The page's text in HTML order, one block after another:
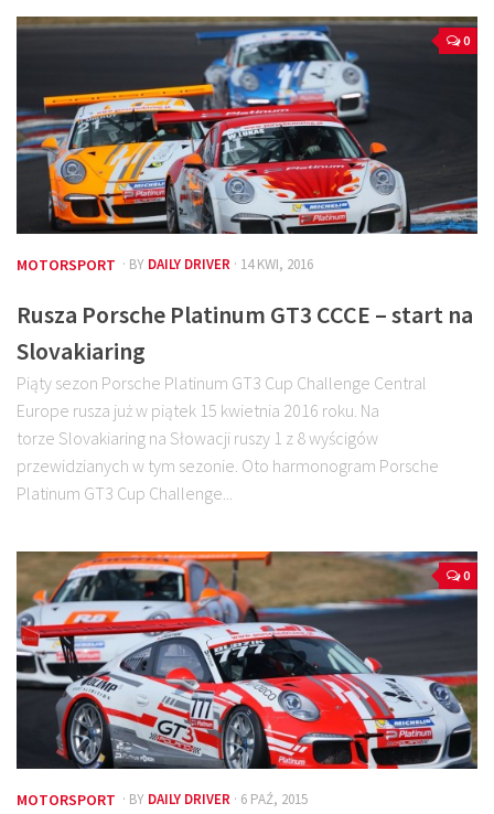
0
MOTORSPORT · BY DAILY DRIVER · 14 KWI, 2016
Rusza Porsche Platinum GT3 CCCE – start na
Slovakiaring
Piąty sezon Porsche Platinum GT3 Cup Challenge Central
Europe rusza już w piątek 15 kwietnia 2016 roku. Na
torze Slovakiaring na Słowacji ruszy 1 z 8 wyścigów
przewidzianych w tym sezonie. Oto harmonogram Porsche
Platinum GT3 Cup Challenge...
0
MOTORSPORT · BY DAILY DRIVER · 6 PAŹ, 2015